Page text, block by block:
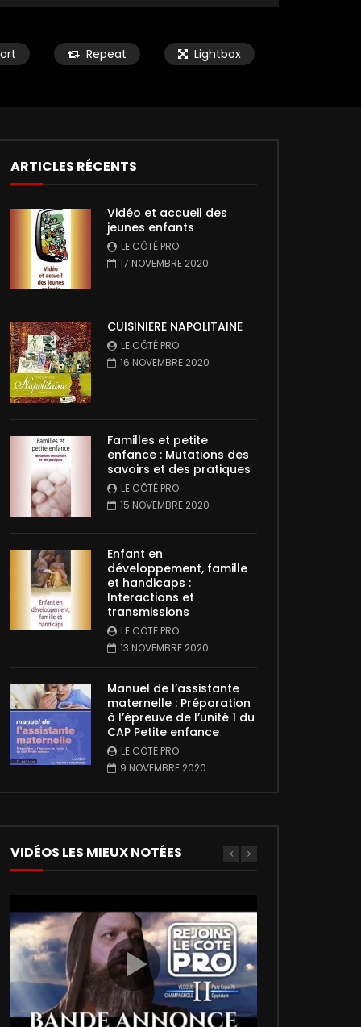
Repeat Lightbox
ARTICLES RÉCENTS
Vidéo et accueil des
jeunes enfants
LE CÔTÉ PRO
17 NOVEMBRE 2020
CUISINIERE NAPOLITAINE
LE CÔTÉ PRO
16 NOVEMBRE 2020
Familles et petite
enfance : Mutations des
savoirs et des pratiques
LE CÔTÉ PRO
15 NOVEMBRE 2020
Enfant en
développement, famille
et handicaps :
Interactions et
transmissions
LE CÔTÉ PRO
13 NOVEMBRE 2020
Manuel de l’assistante
maternelle : Préparation
à l’épreuve de l’unité 1 du
CAP Petite enfance
LE CÔTÉ PRO
9 NOVEMBRE 2020
VIDÉOS LES MIEUX NOTÉES
01:35
5
00:02:27 5